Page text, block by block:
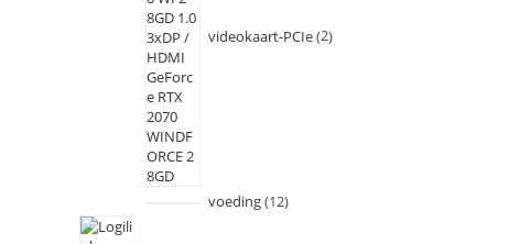
videokaart-PCIe 2
voeding 12